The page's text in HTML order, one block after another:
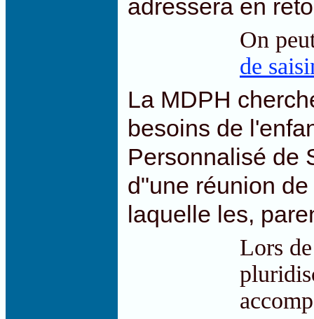
adressera en
On
de
La MDPH
besoins de
Personnalisé de
d"une réunion
laquelle les,
Lors